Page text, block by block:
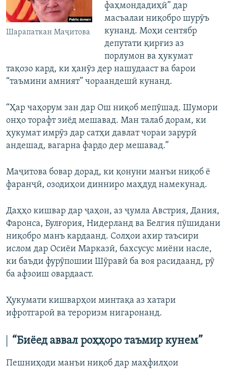
Шарапаткан Маҷитова
фаҳмондадиҳӣ” дар
масъалаи ниқобро шурӯъ
кунанд. Моҳи сентябр
депутати қирғиз аз
порлумон ва ҳукумат
тақозо кард, ки ҳанӯз дер нашудааст ва барои
“таъмини амният” чораандешӣ кунанд.
“Ҳар чаҳорум зан дар Ош ниқоб мепӯшад. Шумори
онҳо торафт зиёд мешавад. Ман талаб дорам, ки
ҳукумат имрӯз дар сатҳи давлат чораи зарурӣ
андешад, вагарна фардо дер мешавад.”
Маҷитова бовар дорад, ки қонуни манъи ниқоб ё
фаранҷӣ, озодиҳои динниро маҳдуд намекунад.
Даҳҳо кишвар дар ҷаҳон, аз ҷумла Австрия, Дания,
Фаронса, Булғория, Нидерланд ва Белгия пӯшидани
ниқобро манъ кардаанд. Солҳои ахир таъсири
ислом дар Осиёи Марказӣ, бахсусус миёни насле,
ки баъди фурӯпошии Шӯравӣ ба воя расидаанд, рӯ
ба афзоиш овардааст.
Ҳукумати кишварҳои минтақа аз хатари
ифротгароӣ ва тероризм нигаронанд.
“Биёед аввал роҳҳоро таъмир кунем”
Пешниҳоди манъи ниқоб дар маҳфилҳои